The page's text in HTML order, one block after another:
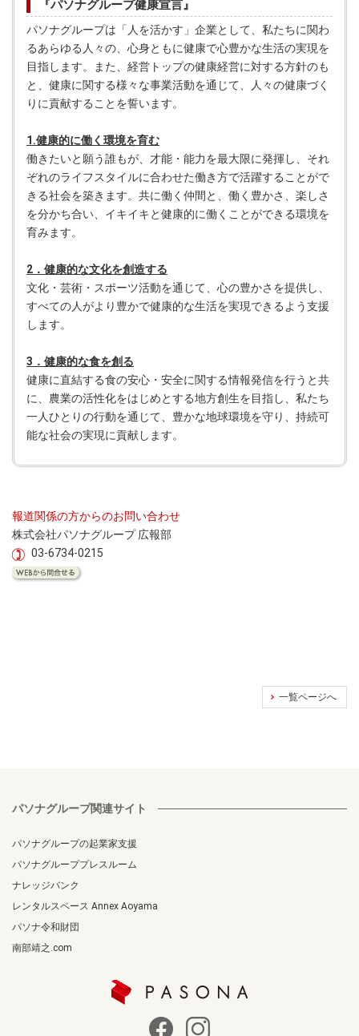
『パソナグループ健康宣言』
パソナグループは「人を活かす」企業として、私たちに関わ
るあらゆる人々の、心身ともに健康で心豊かな生活の実現を
目指します。また、経営トップの健康経営に対する方針のも
と、健康に関する様々な事業活動を通じて、人々の健康づく
りに貢献することを誓います。
1.健康的に働く環境を育む
働きたいと願う誰もが、才能・能力を最大限に発揮し、それ
ぞれのライフスタイルに合わせた働き方で活躍することがで
きる社会を築きます。共に働く仲間と、働く豊かさ、楽しさ
を分かち合い、イキイキと健康的に働くことができる環境を
育みます。
2．健康的な文化を創造する
文化・芸術・スポーツ活動を通じて、心の豊かさを提供し、
すべての人がより豊かで健康的な生活を実現できるよう支援
します。
3．健康的な食を創る
健康に直結する食の安心・安全に関する情報発信を行うと共
に、農業の活性化をはじめとする地方創生を目指し、私たち
一人ひとりの行動を通じて、豊かな地球環境を守り、持続可
能な社会の実現に貢献します。
報道関係の方からのお問い合わせ
株式会社パソナグループ 広報部
03-6734-0215
一覧ページへ
パソナグループ関連サイト
パソナグループの起業家支援
パソナグループプレスルーム
ナレッジバンク
レンタルスペース Annex Aoyama
パソナ令和財団
南部靖之.com